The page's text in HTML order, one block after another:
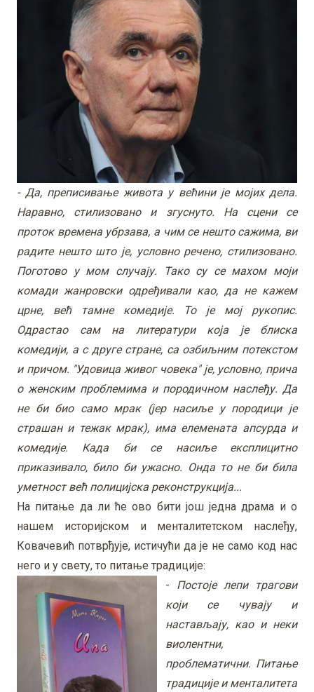
- Да, преписивање живота у већини је мојих дела.
Наравно, стилизовано и згуснуто. На сцени се
проток времена убрзава, а чим се нешто сажима, ви
радите нешто што је, условно речено, стилизовано.
Поготово у мом случају. Тако су се махом моји
комади жанровски одређивали као, да не кажем
црне, већ тамне комедије. То је мој рукопис.
Одрастао сам на литератури која је блиска
комедији, а с друге стране, са озбиљним потекстом
и причом. "Удовица живог човека" је, условно, прича
о женским проблемима и породичном наслеђу. Да
не би био само мрак (јер насиље у породици је
страшан и тежак мрак), има елемената апсурда и
комедије. Када би се насиље експлицитно
приказивало, било би ужасно. Онда то не би била
уметност већ полицијска реконструкција...
На питање да ли ће ово бити још једна драма и о
нашем историјском и менталитетском наслеђу,
Ковачевић потврђује, истичући да је не само код нас
него и у свету, то питање традиције:
- Постоје лепи трагови
који се чувају и
настављају, као и неки
виолентни,
проблематични. Питање
традиције и менталитета